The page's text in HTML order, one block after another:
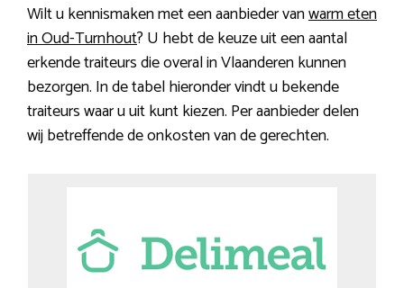
Wilt u kennismaken met een aanbieder vanwarm eten
in Oud-Turnhout? U hebt de keuze uit een aantal
erkende traiteurs die overal in Vlaanderen kunnen
bezorgen. In de tabel hieronder vindt u bekende
traiteurs waar u uit kunt kiezen. Per aanbieder delen
wij betreffende de onkosten van de gerechten.